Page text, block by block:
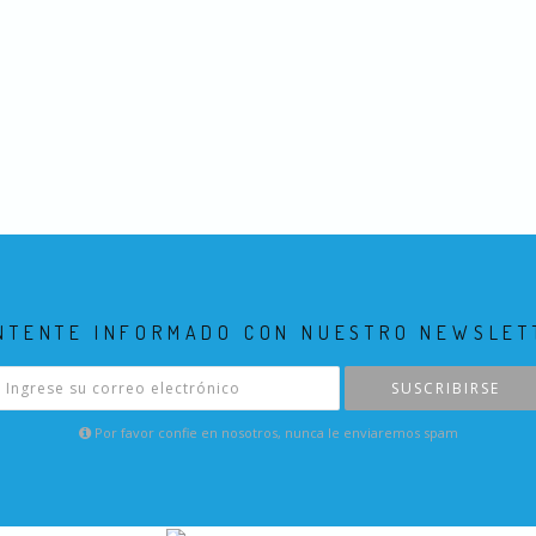
INFORMADO CON NUESTRO
SUSCRIBIRSE
Por favor confie en nosotros, nunca le enviaremos spam